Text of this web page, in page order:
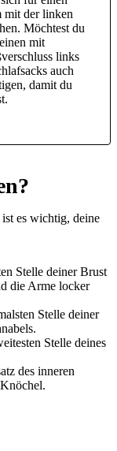
mit der linken
Möchtest du
mit
links
auch
damit du
es wichtig, deine
Stelle deiner Brust
die Arme locker
Stelle deiner
Stelle deines
des inneren